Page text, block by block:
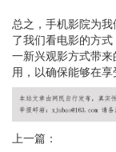
总之，手机影院为
了我们看电影的方
一新兴观影方式带
用，以确保能够在享
上一篇：